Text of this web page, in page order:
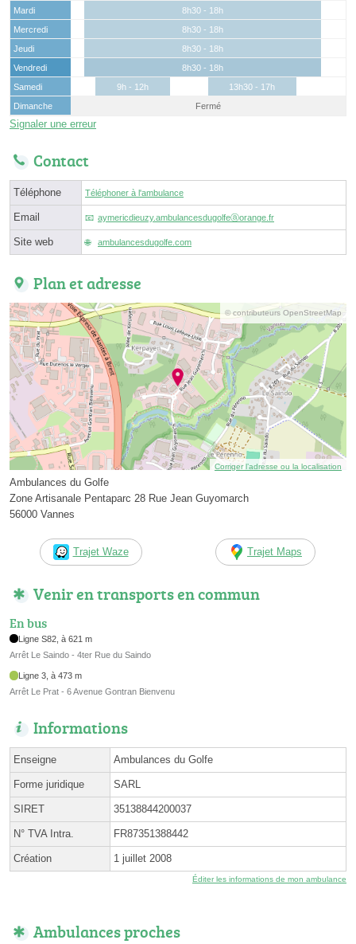
Mardi
8h30 - 18h
Mercredi
8h30 - 18h
Jeudi
8h30 - 18h
Vendredi
8h30 - 18h
Samedi
9h - 12h
13h30 - 17h
Dimanche
Fermé
Signaler une erreur
Contact
Téléphone Téléphoner à l'ambulance
Email aymericdieuzy.ambulancesdugolfeⓐorange.fr
Site web ambulancesdugolfe.com
Plan et adresse
© contributeurs OpenStreetMap
Corriger l’adresse ou la localisation
Ambulances du Golfe
Zone Artisanale Pentaparc 28 Rue Jean Guyomarch
56000 Vannes
Trajet Waze Trajet Maps
Venir en transports en commun
En bus
Ligne S82, à 621 m
Arrêt Le Saindo - 4ter Rue du Saindo
Ligne 3, à 473 m
Arrêt Le Prat - 6 Avenue Gontran Bienvenu
Informations
Enseigne Ambulances du Golfe
Forme juridique SARL
SIRET 35138844200037
N° TVA Intra. FR87351388442
Création 1 juillet 2008
Éditer les informations de mon ambulance
Ambulances proches